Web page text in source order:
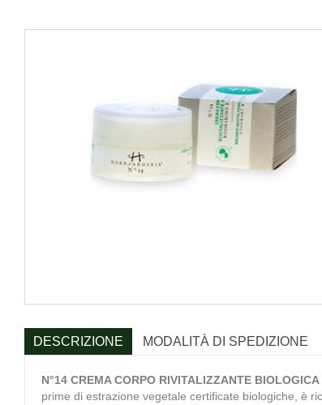
DESCRIZIONE MODALITÀ DI SPEDIZIONE
N°14 CREMA CORPO RIVITALIZZANTE
prime di estrazione vegetale certificate biologiche, è